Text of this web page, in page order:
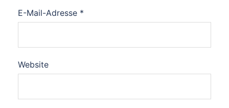
E-Mail-Adresse *
Website